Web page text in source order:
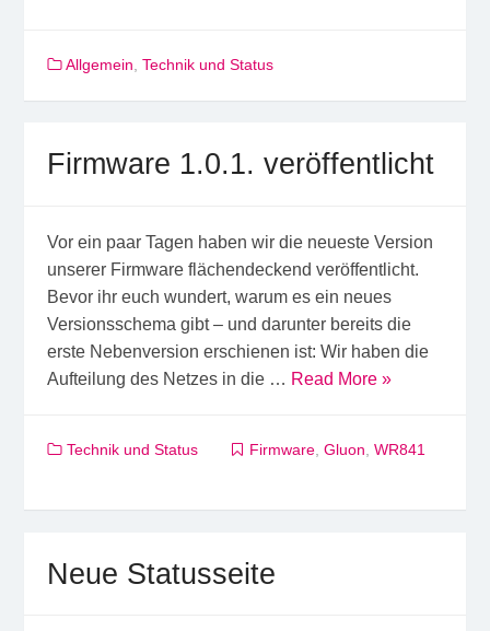
Allgemein Technik und Status
Firmware 1.0.1. veröffentlicht
Vor ein paar Tagen haben wir die neueste Version
unserer Firmware flächendeckend veröffentlicht.
Bevor ihr euch wundert, warum es ein neues
Versionsschema gibt – und darunter bereits die
erste Nebenversion erschienen ist: Wir haben die
Aufteilung des Netzes in die … Read More »
Technik und Status Firmware, Gluon WR841
Neue Statusseite